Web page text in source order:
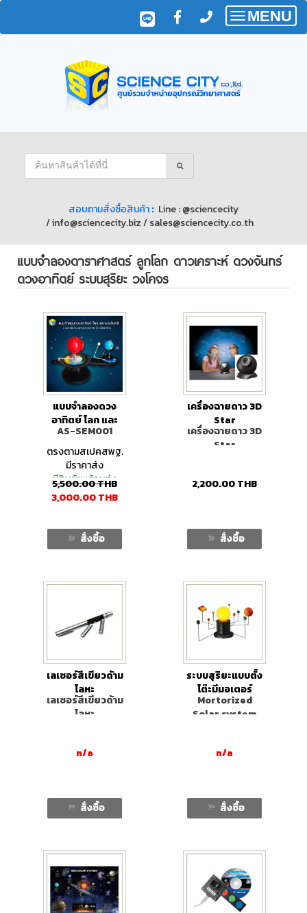
Toggle
MENU
สอบถามสั่งซื้อสินค้า: Line : @sciencecity
/info@sciencecity.biz / sales@sciencecity.co.th
แบบจำลองดาราศาสตร์ ลูกโลก ดาวเคราะห์ ดวงจันทร์
ดวงอาทิตย์ ระบบสุริยะ วงโคจร
แบบจำลองดวง
อาทิตย์ โลก และ
ดวงจันทร์
AS-SEM001
ตรงตามสเปคสพฐ.
มีราคาส่ง
มีสินค้าพร้อมส่ง
5,500.00THB
3,000.00THB
สั่งซื้อ
เครื่องฉายดาว 3D
Star
Planetarium
projector
เครื่องฉายดาว 3D
Star
2,200.00THB
สั่งซื้อ
เลเซอร์สีเขียวด้าม
โลหะ
เลเซอร์สีเขียวด้าม
โลหะ
n/a
สั่งซื้อ
ระบบสุริยะแบบตั้ง
โต๊ะมีมอเตอร์
Mortorized
Solar system
n/a
สั่งซื้อ